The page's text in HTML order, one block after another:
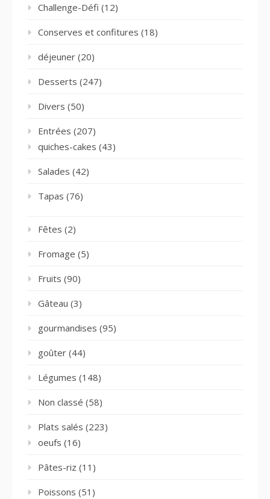
Challenge-Défi (12)
Conserves et confitures (18)
déjeuner (20)
Desserts (247)
Divers (50)
Entrées (207)
quiches-cakes (43)
Salades (42)
Tapas (76)
Fêtes (2)
Fromage (5)
Fruits (90)
Gâteau (3)
gourmandises (95)
goûter (44)
Légumes (148)
Non classé (58)
Plats salés (223)
oeufs (16)
Pâtes-riz (11)
Poissons (51)